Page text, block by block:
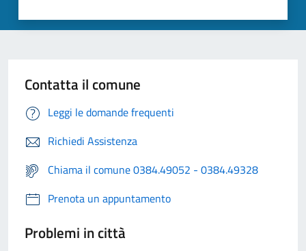
Contatta il comune
Leggi le domande frequenti
Richiedi Assistenza
Chiama il comune 0384.49052 - 0384.49328
Prenota un appuntamento
Problemi in città